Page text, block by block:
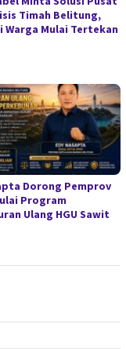
Timah Belitung,
Warga Mulai Tertekan
Dorong Pemprov
Program
Ulang HGU Sawit